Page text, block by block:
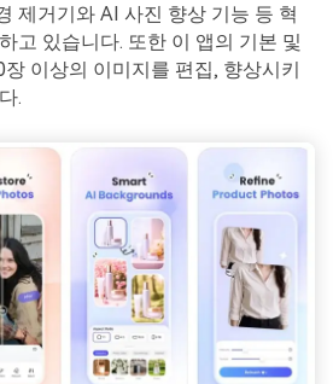
제거기와 AI 사진 향상 기능 등 혁
고 있습니다. 또한 이 앱의 기본 및
이상의 이미지를 편집, 향상시키
.